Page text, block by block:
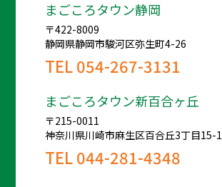
まごころタウン静岡
〒422-8009
静岡県静岡市駿河区弥生町4-26
TEL054-267-3131
まごころタウン新百合ヶ丘
〒215-0011
神奈川県川崎市麻生区百合丘3丁目15-1
TEL044-281-4348